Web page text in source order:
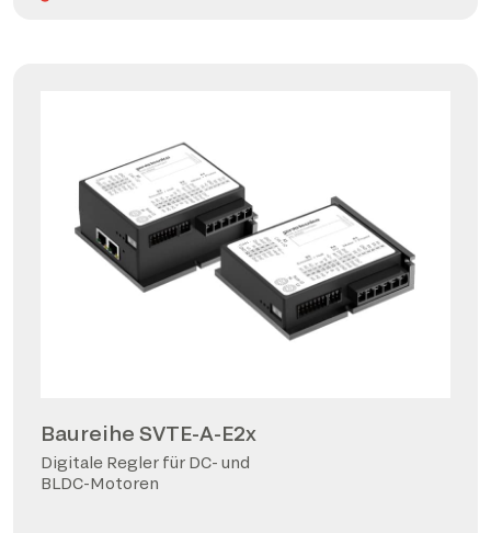
Baureihe SVTE-A-E2x
Digitale Regler für DC- und
BLDC-Motoren